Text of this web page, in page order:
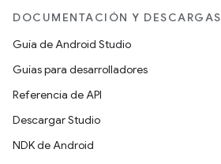
DOCUMENTACIÓN Y DESCARGAS
Guía de Android Studio
Guías para desarrolladores
Referencia de API
Descargar Studio
NDK de Android